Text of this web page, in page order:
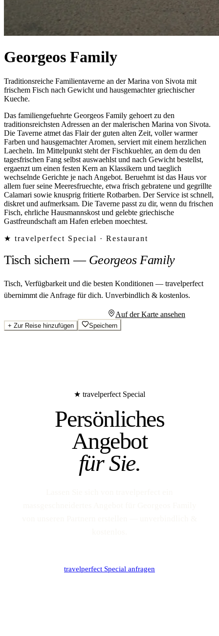
Georgeos Family
Traditionsreiche Familientaverne an der Marina von Sivota mit
frischem Fisch nach Gewicht und hausgemachter griechischer
Kueche.
Das familiengefuehrte Georgeos Family gehoert zu den
traditionsreichsten Adressen an der malerischen Marina von Sivota.
Die Taverne atmet das Flair der guten alten Zeit, voller warmer
Farben und hausgemachter Aromen, serviert mit einem herzlichen
Laecheln. Im Mittelpunkt steht der Fischkuehler, an dem du den
tagesfrischen Fang selbst auswaehlst und nach Gewicht bestellst,
ergaenzt um einen festen Kern an Klassikern und taeglich
wechselnde Gerichte je nach Angebot. Beruehmt ist das Haus vor
allem fuer seine Meeresfruechte, etwa frisch gebratene und gegrillte
Calamari sowie knusprig fritierte Rotbarben. Der Service ist schnell,
diskret und aufmerksam. Die Taverne passt zu dir, wenn du frischen
Fisch, ehrliche Hausmannskost und gelebte griechische
Gastfreundschaft am Hafen erleben moechtest.
★ travelperfect Special · Restaurant
Tisch sichern— Georgeos Family
Tisch, Verfügbarkeit und die besten Konditionen — travelperfect
übernimmt die Anfrage für dich. Unverbindlich & kostenlos.
Auf der Karte ansehen
+ Zur Reise hinzufügen Speichern
★ travelperfect Special
Persönliches
Angebot
für Sie.
travelperfect Special anfragen